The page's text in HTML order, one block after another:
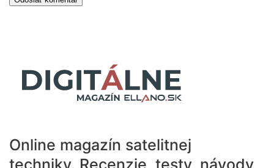
Online magazín satelitnej
techniky. Recenzie, testy, návody,